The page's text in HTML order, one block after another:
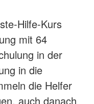
Hilfe-Kurs
mit 64
in der
in die
die Helfer
auch danach